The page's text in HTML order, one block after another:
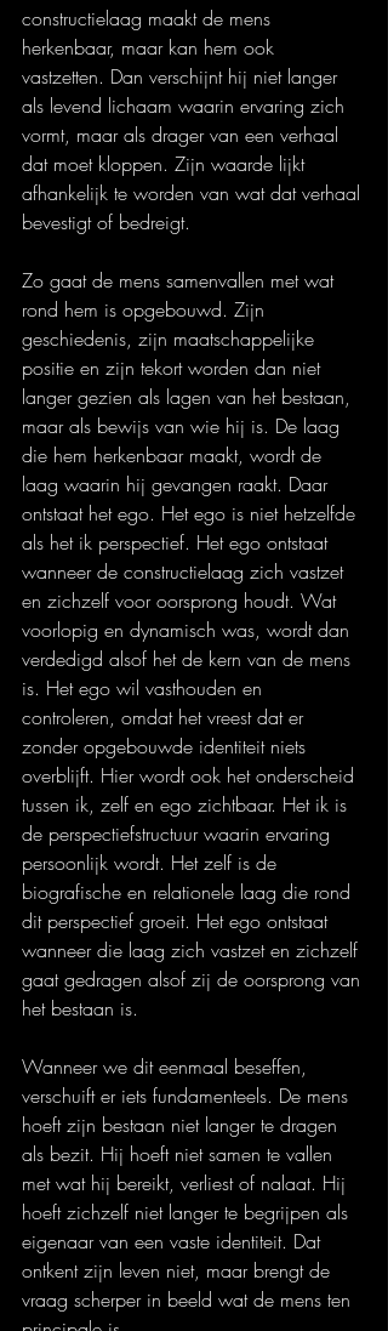
constructielaag maakt de mens
herkenbaar, maar kan hem ook
vastzetten. Dan verschijnt hij niet langer
als levend lichaam waarin ervaring zich
vormt, maar als drager van een verhaal
dat moet kloppen. Zijn waarde lijkt
afhankelijk te worden van wat dat verhaal
bevestigt of bedreigt.
Zo gaat de mens samenvallen met wat
rond hem is opgebouwd. Zijn
geschiedenis, zijn maatschappelijke
positie en zijn tekort worden dan niet
langer gezien als lagen van het bestaan,
maar als bewijs van wie hij is. De laag
die hem herkenbaar maakt, wordt de
laag waarin hij gevangen raakt. Daar
ontstaat het ego. Het ego is niet hetzelfde
als het ik perspectief. Het ego ontstaat
wanneer de constructielaag zich vastzet
en zichzelf voor oorsprong houdt. Wat
voorlopig en dynamisch was, wordt dan
verdedigd alsof het de kern van de mens
is. Het ego wil vasthouden en
controleren, omdat het vreest dat er
zonder opgebouwde identiteit niets
overblijft. Hier wordt ook het onderscheid
tussen ik, zelf en ego zichtbaar. Het ik is
de perspectiefstructuur waarin ervaring
persoonlijk wordt. Het zelf is de
biografische en relationele laag die rond
dit perspectief groeit. Het ego ontstaat
wanneer die laag zich vastzet en zichzelf
gaat gedragen alsof zij de oorsprong van
het bestaan is.
Wanneer we dit eenmaal beseffen,
verschuift er iets fundamenteels. De mens
hoeft zijn bestaan niet langer te dragen
als bezit. Hij hoeft niet samen te vallen
met wat hij bereikt, verliest of nalaat. Hij
hoeft zichzelf niet langer te begrijpen als
eigenaar van een vaste identiteit. Dat
ontkent zijn leven niet, maar brengt de
vraag scherper in beeld wat de mens ten